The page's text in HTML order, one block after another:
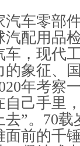
车零部
配用品
，现代
象征、
年考察
己手里
”。70
前的千